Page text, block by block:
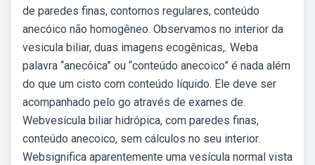
de paredes finas, contornos regulares, conteúdo
anecóico não homogêneo. Observamos no interior da
vesicula biliar, duas imagens ecogênicas,. Weba
palavra “anecóica” ou “conteúdo anecoico” é nada além
do que um cisto com conteúdo líquido. Ele deve ser
acompanhado pelo go através de exames de.
Webvesícula biliar hidrópica, com paredes finas,
conteúdo anecoico, sem cálculos no seu interior.
Websignifica aparentemente uma vesícula normal vista